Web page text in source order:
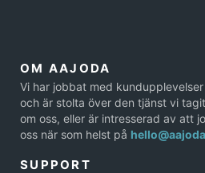
OM AAJODA
Vi har jobbat med
och är stolta över den tjänst vi
om oss, eller är intresserad av att
oss när som helst på
SUPPORT